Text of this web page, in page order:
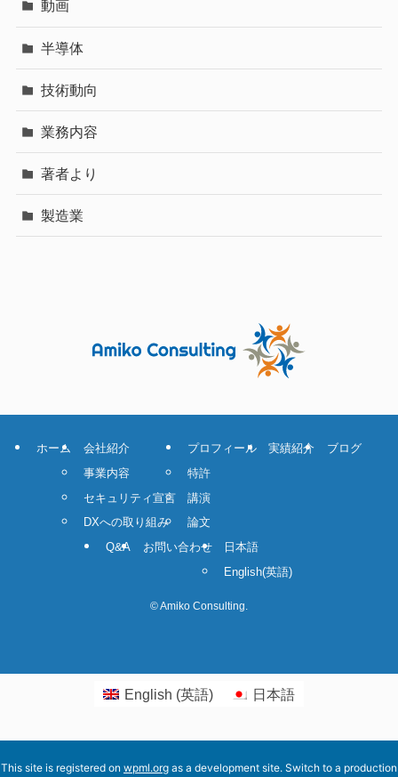
動画
半導体
技術動向
業務内容
著者より
製造業
ホーム
会社紹介
事業内容
セキュリティ宣言
DXへの取り組み
プロフィール
特許
講演
論文
実績紹介 ブログ
Q&A お問い合わせ
日本語
English(英語)
©Amiko Consulting.
English (英語) 日本語
This site is registered on wpml.org as a development site. Switch to a production